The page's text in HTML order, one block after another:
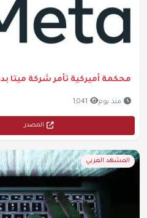
محكمة أميركية تأمر شركة ميتا
منذ يوم 1,041
المصدر
المشهد العربي